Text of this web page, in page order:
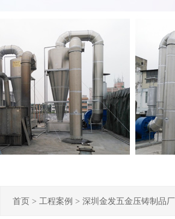
首页 > 工程案例 > 深圳金发五金压铸制品厂